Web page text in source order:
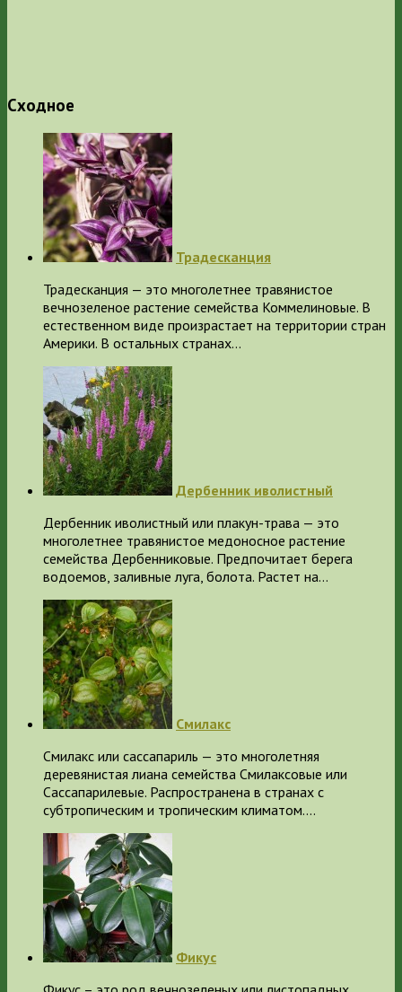
Сходное
Традесканция
Традесканция — это многолетнее травянистое
вечнозеленое растение семейства Коммелиновые. В
естественном виде произрастает на территории стран
Америки. В остальных странах…
Дербенник иволистный
Дербенник иволистный или плакун-трава — это
многолетнее травянистое медоносное растение
семейства Дербенниковые. Предпочитает берега
водоемов, заливные луга, болота. Растет на…
Смилакс
Смилакс или сассапариль — это многолетняя
деревянистая лиана семейства Смилаксовые или
Сассапарилевые. Распространена в странах с
субтропическим и тропическим климатом.…
Фикус